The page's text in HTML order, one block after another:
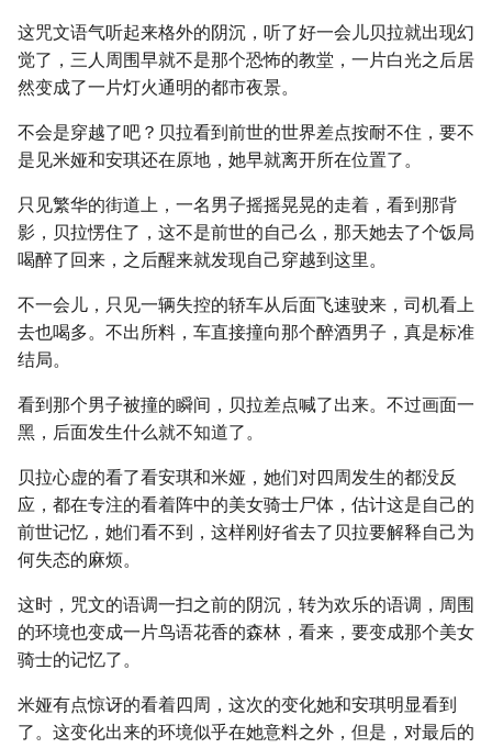
这咒文语气听起来格外的阴沉，听了好一会儿贝拉就出现幻
觉了，三人周围早就不是那个恐怖的教堂，一片白光之后居
然变成了一片灯火通明的都市夜景。
不会是穿越了吧？贝拉看到前世的世界差点按耐不住，要不
是见米娅和安琪还在原地，她早就离开所在位置了。
只见繁华的街道上，一名男子摇摇晃晃的走着，看到那背
影，贝拉愣住了，这不是前世的自己么，那天她去了个饭局
喝醉了回来，之后醒来就发现自己穿越到这里。
不一会儿，只见一辆失控的轿车从后面飞速驶来，司机看上
去也喝多。不出所料，车直接撞向那个醉酒男子，真是标准
结局。
看到那个男子被撞的瞬间，贝拉差点喊了出来。不过画面一
黑，后面发生什么就不知道了。
贝拉心虚的看了看安琪和米娅，她们对四周发生的都没反
应，都在专注的看着阵中的美女骑士尸体，估计这是自己的
前世记忆，她们看不到，这样刚好省去了贝拉要解释自己为
何失态的麻烦。
这时，咒文的语调一扫之前的阴沉，转为欢乐的语调，周围
的环境也变成一片鸟语花香的森林，看来，要变成那个美女
骑士的记忆了。
米娅有点惊讶的看着四周，这次的变化她和安琪明显看到
了。这变化出来的环境似乎在她意料之外，但是，对最后的